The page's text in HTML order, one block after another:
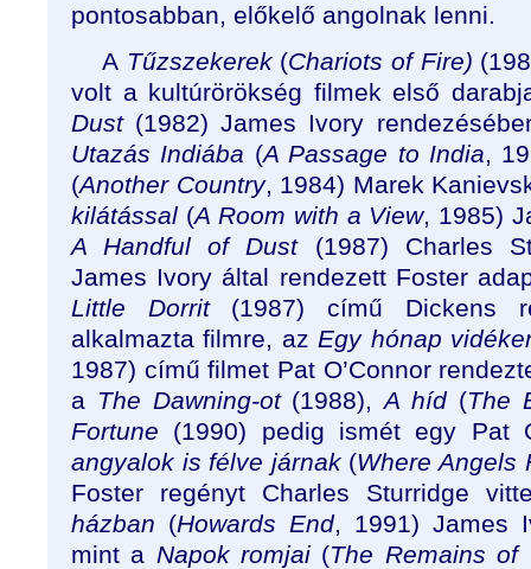
pontosabban, előkelő angolnak lenni.
A Tűzszekerek(Chariots of Fire)
volt a kultúrörökség filmek első
Dust(1982) James Ivory
Utazás Indiába (A Passage to India,
(Another Country, 1984) Marek
kilátással (A Room with a View, 1985)
A Handful of Dust(1987) Charles
James Ivory által rendezett Foster
Little Dorrit (1987) című Dickens
alkalmazta filmre, az Egy hónap
1987) című filmet Pat O’Connor
a The Dawning-ot(1988),A híd (The
Fortune (1990) pedig ismét egy Pat
angyalok is félve járnak (Where Angels
Foster regényt Charles Sturridge
házban (Howards End, 1991) James
mint a Napok romjai (The Remains of